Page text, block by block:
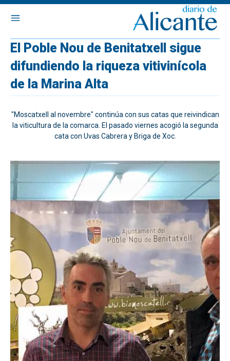
El Poble Nou de Benitatxell sigue
difundiendo la riqueza vitivinícola
de la Marina Alta
"Moscatxell al novembre" continúa con sus catas que reivindican
la viticultura de la comarca. El pasado viernes acogió la segunda
cata con Uvas Cabrera y Briga de Xoc.